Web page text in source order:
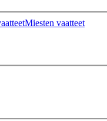
Miesten vaatteet